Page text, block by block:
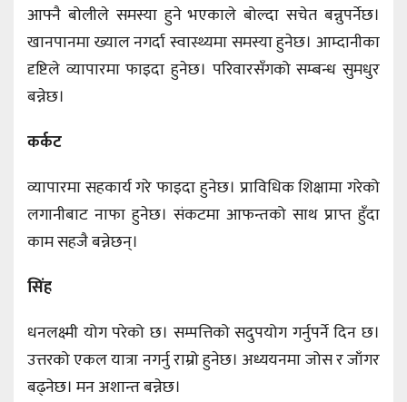
आफ्नै बोलीले समस्या हुने भएकाले बोल्दा सचेत बन्नुपर्नेछ।
खानपानमा ख्याल नगर्दा स्वास्थ्यमा समस्या हुनेछ। आम्दानीका
दृष्टिले व्यापारमा फाइदा हुनेछ। परिवारसँगको सम्बन्ध सुमधुर
बन्नेछ।
कर्कट
व्यापारमा सहकार्य गरे फाइदा हुनेछ। प्राविधिक शिक्षामा गरेको
लगानीबाट नाफा हुनेछ। संकटमा आफन्तको साथ प्राप्त हुँदा
काम सहजै बन्नेछन्।
सिंह
धनलक्ष्मी योग परेको छ। सम्पत्तिको सदुपयोग गर्नुपर्ने दिन छ।
उत्तरको एकल यात्रा नगर्नु राम्रो हुनेछ। अध्ययनमा जोस र जाँगर
बढ्नेछ। मन अशान्त बन्नेछ।